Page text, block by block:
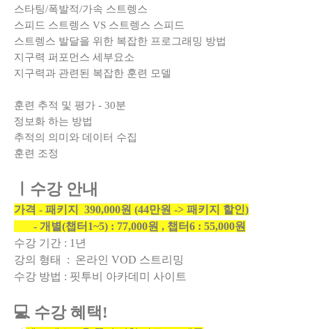
스타팅/폭발적/가속 스트렝스
스피드 스트렝스 VS 스트렝스 스피드
스트렝스 발달을 위한 복잡한 프로그래밍 방법
지구력 퍼포먼스 세부요소
지구력과 관련된 복잡한 훈련 모델
훈련 추적 및 평가 - 30분
정보화 하는 방법
추적의 의미와 데이터 수집
훈련 조정
ㅣ수강 안내
가격 - 패키지 390,000원 (44만원 -> 패키지 할인)
- 개별(챕터1~5) : 77,000원 , 챕터6 : 55,000원
수강 기간 : 1년
강의 형태 : 온라인 VOD 스트리밍
수강 방법 : 핏투비 아카데미 사이트
💻 수강 혜택!